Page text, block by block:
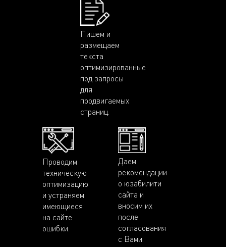
Пишем и
размещаем
текста
оптимизированные
под запросы
для
продвигаемых
страниц.
Проводим
техническую
оптимизацию
и устраняем
имеющиеся
на сайте
ошибки.
Даем
рекомендации
о юзабилити
сайта и
вносим их
после
согласования
с Вами.